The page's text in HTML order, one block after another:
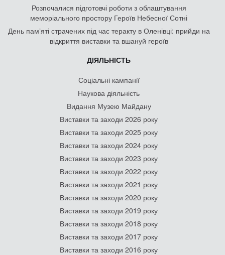
Розпочалися підготовчі роботи з облаштування
меморіального простору Героїв Небесної Сотні
День памʼяті страчених під час теракту в Оленівці: прийди на
відкриття виставки та вшануй героїв
ДІЯЛЬНІСТЬ
Соціальні кампанії
Наукова діяльність
Видання Музею Майдану
Виставки та заходи 2026 року
Виставки та заходи 2025 року
Виставки та заходи 2024 року
Виставки та заходи 2023 року
Виставки та заходи 2022 року
Виставки та заходи 2021 року
Виставки та заходи 2020 року
Виставки та заходи 2019 року
Виставки та заходи 2018 року
Виставки та заходи 2017 року
Виставки та заходи 2016 року